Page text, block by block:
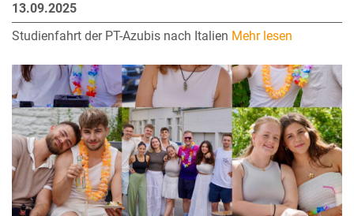
13.09.2025
Studienfahrt der PT-Azubis nach Italien Mehr lesen